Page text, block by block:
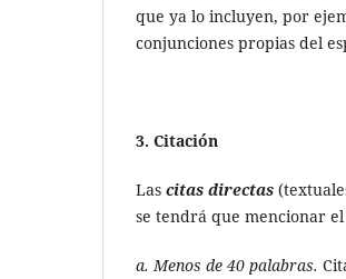
que ya lo incluyen, por
conjunciones propias del
3. Citación
Las citas directas
se tendrá que mencionar
a. Menos de 40 palabras.